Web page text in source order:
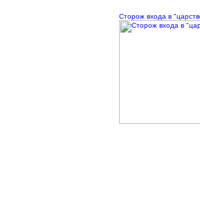
Сторож входа в